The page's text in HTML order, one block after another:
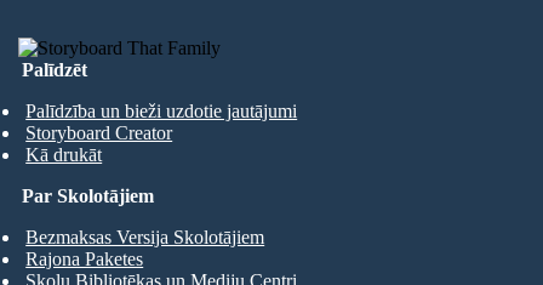
Palīdzēt
Palīdzība un bieži uzdotie jautājumi
Storyboard Creator
Kā drukāt
Par Skolotājiem
Bezmaksas Versija Skolotājiem
Rajona Paketes
Skolu Bibliotēkas un Mediju Centri